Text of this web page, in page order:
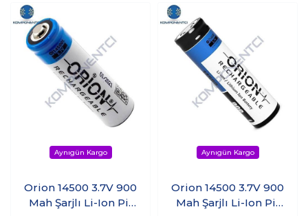
Orion 14500 3.7V 900
Mah Şarjlı Li-Ion Pil
Orion 14500 3.7V 900
Mah Şarjlı Li-Ion Pil